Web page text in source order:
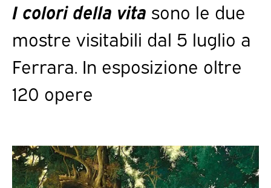
I colori della vita sono le due
mostre visitabili dal 5 luglio a
Ferrara. In esposizione oltre
120 opere